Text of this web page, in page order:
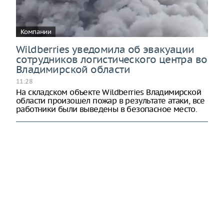
Компании
Wildberries уведомила об эвакуации
сотрудников логистического центра во
Владимирской области
11:28
На складском объекте Wildberries Владимирской
области произошел пожар в результате атаки, все
работники были выведены в безопасное место.